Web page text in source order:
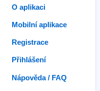
O aplikaci
Mobilní aplikace
Registrace
Přihlášení
Nápověda / FAQ